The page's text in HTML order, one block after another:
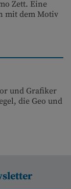
Zett. Eine
mit dem Motiv
und Grafiker
die Geo und